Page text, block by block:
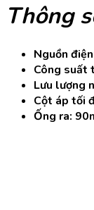
Thông
Nguồn
Công suất
Lưu lượng
Cột áp tối
Ống ra: